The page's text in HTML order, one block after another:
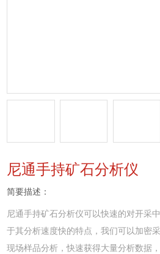
尼通手持矿石分析仪
简要描述：
尼通手持矿石分析仪可以快速的对开采
于其分析速度快的特点，我们可以加密
现场样品分析，快速获得大量分析数据